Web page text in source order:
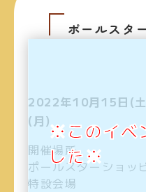
ポールスタ
2022年10月15日(
(月)
開催場所
ポールスターショ
特設会場
※このイベ
した※